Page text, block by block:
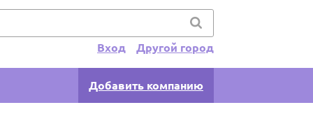
Другой город
Вход
Добавить компанию